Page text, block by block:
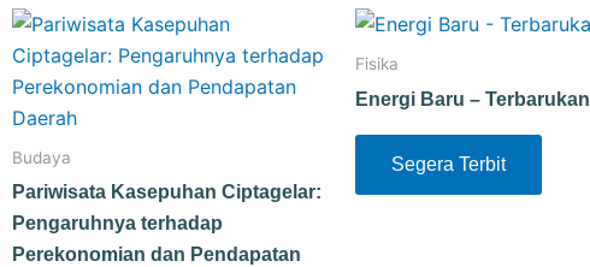
Budaya
Pariwisata Kasepuhan Ciptagelar:
Pengaruhnya terhadap
Perekonomian dan Pendapatan
Fisika
Energi Baru – Terbarukan
Segera Terbit